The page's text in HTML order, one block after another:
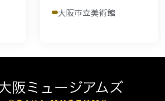
大阪市立美術館